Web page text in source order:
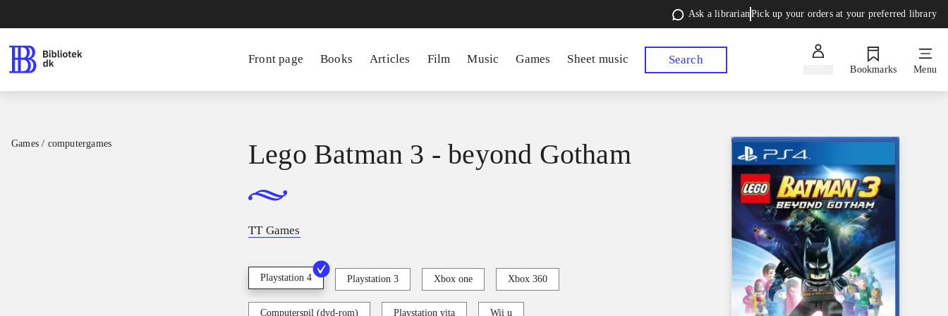
Ask a librarianPick up your orders at your preferred library
Front page Books Articles Film Music Games Sheet music Search
Bookmarks Menu
Games / computergames Lego Batman 3 - beyond Gotham
TT Games
Playstation 4 Playstation 3 Xbox one Xbox 360
Computerspil (dvd-rom) Playstation vita Wii u